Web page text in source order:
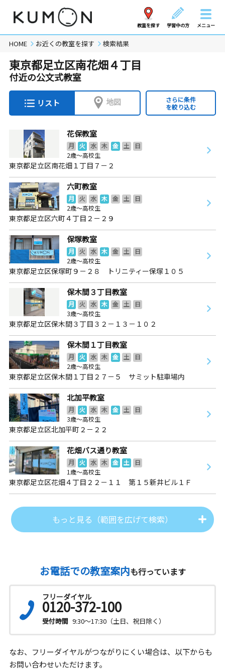
教室を探す 学習中の方 メニュー
HOME お近くの教室を探す 検索結果
東京都足立区南花畑４丁目
付近の公文式教室
リスト 地図
さらに条件
を絞り込む
花保教室
月 火 水 木 金 土
日
2歳～高校生
東京都足立区南花畑１丁目７－２
六町教室
月 火 水 木 金 土
日
2歳～高校生
東京都足立区六町４丁目２－２９
保塚教室
月 火 水 木 金 土
日
2歳～高校生
東京都足立区保塚町９－２８ トリニティー保塚１０５
保木間３丁目教室
月 火 水 木 金 土
日
3歳～高校生
東京都足立区保木間３丁目３２－１３－１０２
保木間１丁目教室
月 火 水 木 金 土
日
2歳～高校生
東京都足立区保木間１丁目２７－５ サミット駐車場内
北加平教室
月 火 水 木 金 土
日
3歳～高校生
東京都足立区北加平町２－２２
花畑バス通り教室
月 火 水 木 金 土
日
1歳～高校生
東京都足立区花畑４丁目２２－１１ 第１５新井ビル１Ｆ
もっと見る（範囲を広げて検索）
お電話での教室案内も行っています
フリーダイヤル
0120-372-100
受付時間 9:30～17:30（土日、祝日除く）
なお、フリーダイヤルがつながりにくい場合は、以下からも
お問い合わせいただけます。